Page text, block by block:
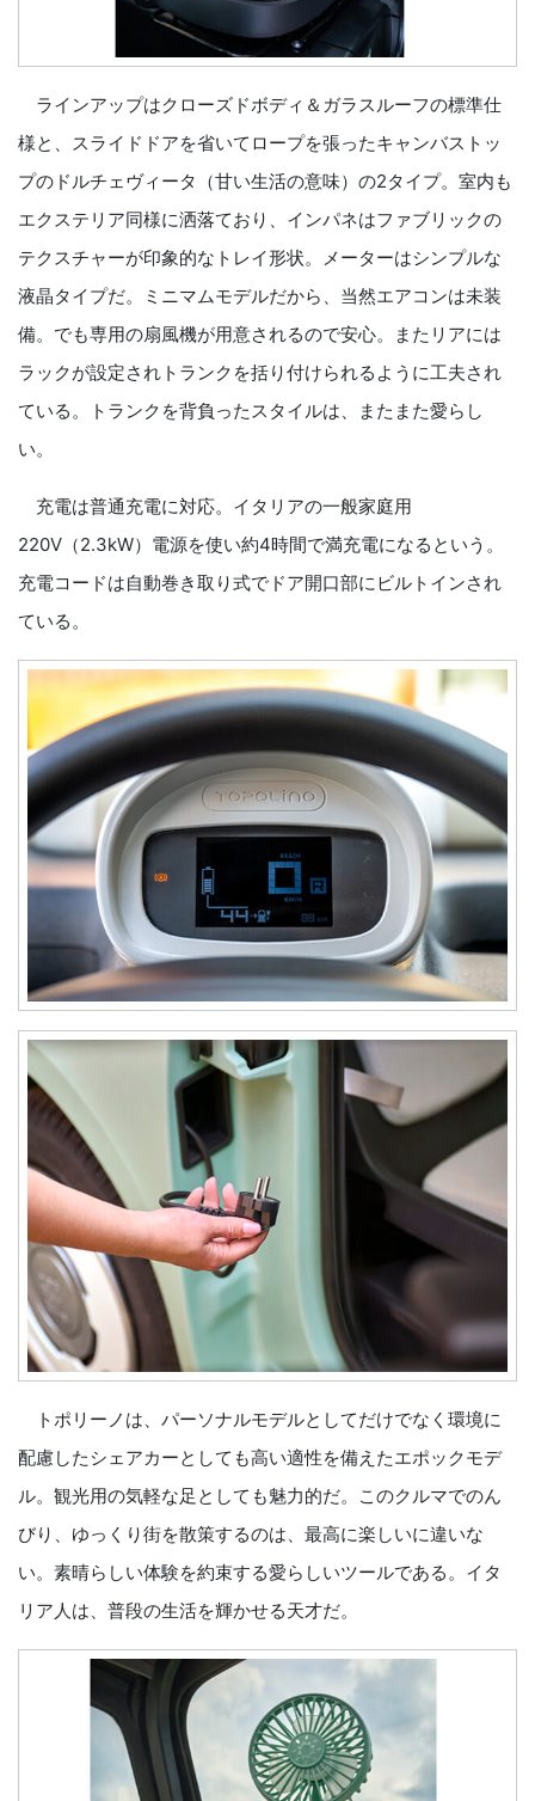
ラインアップはクローズドボディ＆ガラスルーフの標準仕
様と、スライドドアを省いてロープを張ったキャンバストッ
プのドルチェヴィータ（甘い生活の意味）の2タイプ。室内も
エクステリア同様に洒落ており、インパネはファブリックの
テクスチャーが印象的なトレイ形状。メーターはシンプルな
液晶タイプだ。ミニマムモデルだから、当然エアコンは未装
備。でも専用の扇風機が用意されるので安心。またリアには
ラックが設定されトランクを括り付けられるように工夫され
ている。トランクを背負ったスタイルは、またまた愛らし
い。
充電は普通充電に対応。イタリアの一般家庭用
220V（2.3kW）電源を使い約4時間で満充電になるという。
充電コードは自動巻き取り式でドア開口部にビルトインされ
ている。
トポリーノは、パーソナルモデルとしてだけでなく環境に
配慮したシェアカーとしても高い適性を備えたエポックモデ
ル。観光用の気軽な足としても魅力的だ。このクルマでのん
びり、ゆっくり街を散策するのは、最高に楽しいに違いな
い。素晴らしい体験を約束する愛らしいツールである。イタ
リア人は、普段の生活を輝かせる天才だ。